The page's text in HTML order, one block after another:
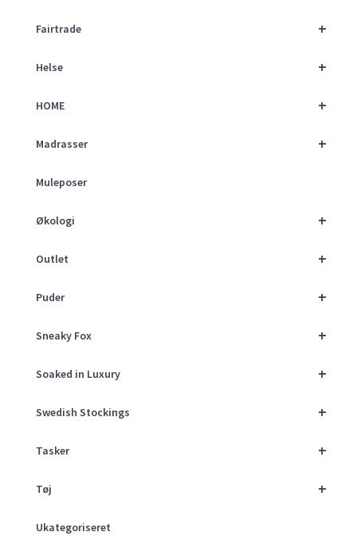
+
Fairtrade
+
Helse
+
HOME
+
Madrasser
Muleposer
+
Økologi
+
Outlet
+
Puder
+
Sneaky Fox
+
Soaked in Luxury
+
Swedish Stockings
+
Tasker
+
Tøj
Ukategoriseret